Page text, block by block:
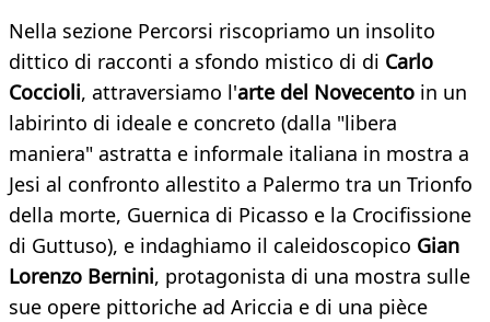
Nella sezione Percorsi riscopriamo un insolito
dittico di racconti a sfondo mistico di di Carlo
Coccioli, attraversiamo l'arte del Novecento in un
labirinto di ideale e concreto (dalla "libera
maniera" astratta e informale italiana in mostra a
Jesi al confronto allestito a Palermo tra un Trionfo
della morte, Guernica di Picasso e la Crocifissione
di Guttuso), e indaghiamo il caleidoscopico Gian
Lorenzo Bernini, protagonista di una mostra sulle
sue opere pittoriche ad Ariccia e di una pièce